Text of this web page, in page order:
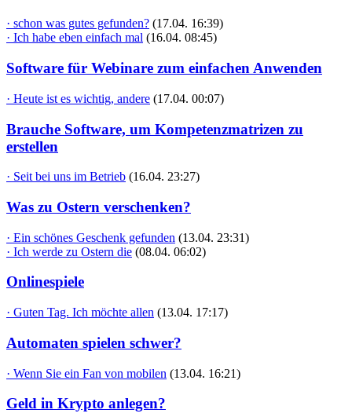
· schon was gutes gefunden? (17.04. 16:39)
· Ich habe eben einfach mal (16.04. 08:45)
Software für Webinare zum einfachen Anwenden
· Heute ist es wichtig, andere (17.04. 00:07)
Brauche Software, um Kompetenzmatrizen zu
erstellen
· Seit bei uns im Betrieb (16.04. 23:27)
Was zu Ostern verschenken?
· Ein schönes Geschenk gefunden (13.04. 23:31)
· Ich werde zu Ostern die (08.04. 06:02)
Onlinespiele
· Guten Tag. Ich möchte allen (13.04. 17:17)
Automaten spielen schwer?
· Wenn Sie ein Fan von mobilen (13.04. 16:21)
Geld in Krypto anlegen?